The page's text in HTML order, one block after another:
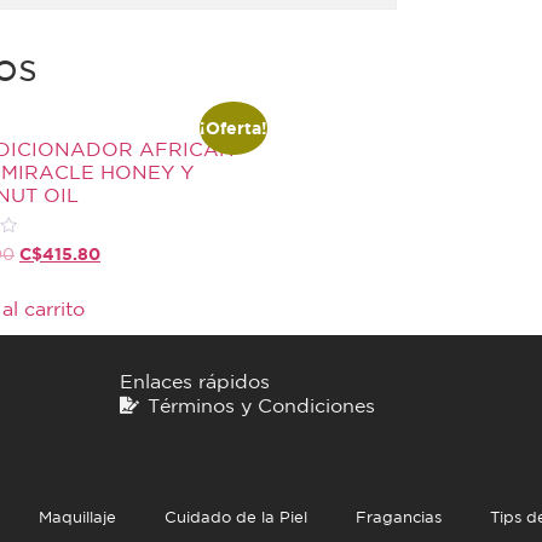
¡Oferta!
AFRICAN
HONEY Y
OIL
C$415.80
carrito
Enlaces rápidos
Términos y Condiciones
Maquillaje Cuidado de la Piel Fragancias Tips